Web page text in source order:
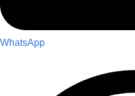
WhatsApp